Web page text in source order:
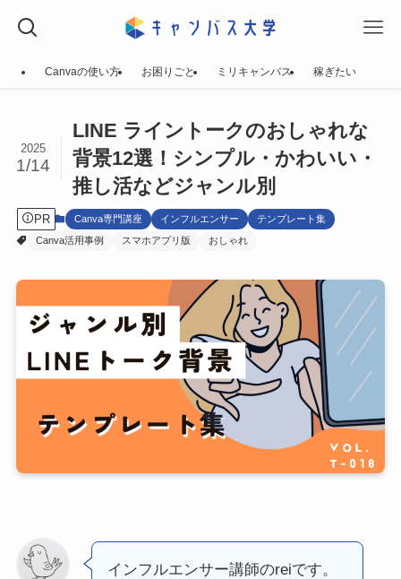
Canvaの使い方 お困りごと ミリキャンバス 稼ぎたい
LINE ライントークのおしゃれな
背景12選！シンプル・かわいい・
推し活などジャンル別
2025
1/14
PR Canva専門講座 インフルエンサー
テンプレート集
Canva活用事例
スマホアプリ版 おしゃれ
インフルエンサー講師のreiです。